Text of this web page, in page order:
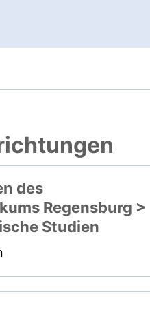
öffnet neues
des
Regensburg >
Studien